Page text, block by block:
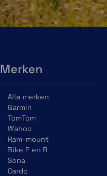
Merken
Alle merken
Garmin
TomTom
Wahoo
Ram-mount
Bike P en R
Sena
Cardo